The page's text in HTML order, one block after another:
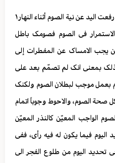
فی صوم شهر رمضان إذا رفعت الید عن نیة الصوم أثناء النهار١
فی الصوم فصومک باطل
یجب الامساک عن المفطرات إلی
ذلک بمعنی انک لم تصمّم بعد علی
بعمل موجب لبطلان الصوم ولکنک
صحة الصوم، والاحوط وجوباً اتمام
الواجب المعیّن کالنذر المعیّن
الیوم فیما یکون له فیه رأی، ففی
تحدید الیوم من طلوع الفجر الی